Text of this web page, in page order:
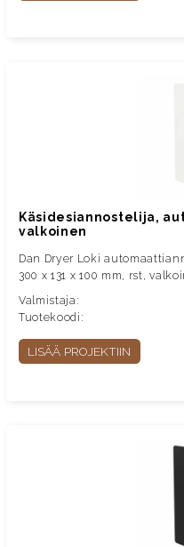
Käsidesiannostelija,
valkoinen
Dan Dryer Loki
300 x 131 x 100 mm, rst,
Valmistaja:
Tuotekoodi:
LISÄÄ PROJEKTIIN